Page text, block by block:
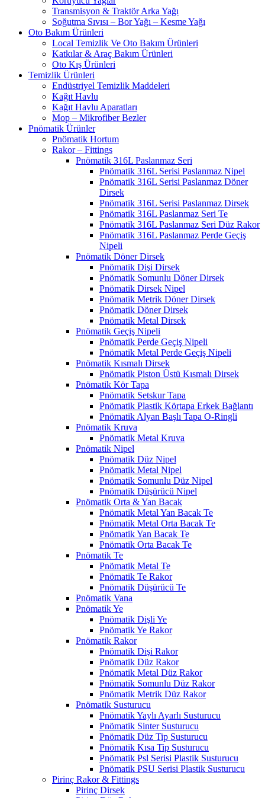
Transmisyon & Traktör Arka Yağı
Soğutma Sıvısı – Bor Yağı – Kesme Yağı
Oto Bakım Ürünleri
Local Temizlik Ve Oto Bakım Ürünleri
Katkılar & Araç Bakım Ürünleri
Oto Kış Ürünleri
Temizlik Ürünleri
Endüstriyel Temizlik Maddeleri
Kağıt Havlu
Kağıt Havlu Aparatları
Mop – Mikrofiber Bezler
Pnömatik Ürünler
Pnömatik Hortum
Rakor – Fittings
Pnömatik 316L Paslanmaz Seri
Pnömatik 316L Serisi Paslanmaz Nipel
Pnömatik 316L Serisi Paslanmaz Döner
Dirsek
Pnömatik 316L Serisi Paslanmaz Dirsek
Pnömatik 316L Paslanmaz Seri Te
Pnömatik 316L Paslanmaz Seri Düz Rakor
Pnömatik 316L Paslanmaz Perde Geçiş
Nipeli
Pnömatik Döner Dirsek
Pnömatik Dişi Dirsek
Pnömatik Somunlu Döner Dirsek
Pnömatik Dirsek Nipel
Pnömatik Metrik Döner Dirsek
Pnömatik Döner Dirsek
Pnömatik Metal Dirsek
Pnömatik Geçiş Nipeli
Pnömatik Perde Geçiş Nipeli
Pnömatik Metal Perde Geçiş Nipeli
Pnömatik Kısmalı Dirsek
Pnömatik Piston Üstü Kısmalı Dirsek
Pnömatik Kör Tapa
Pnömatik Setskur Tapa
Pnömatik Plastik Körtapa Erkek Bağlantı
Pnömatik Alyan Başlı Tapa O-Ringli
Pnömatik Kruva
Pnömatik Metal Kruva
Pnömatik Nipel
Pnömatik Düz Nipel
Pnömatik Metal Nipel
Pnömatik Somunlu Düz Nipel
Pnömatik Düşürücü Nipel
Pnömatik Orta & Yan Bacak
Pnömatik Metal Yan Bacak Te
Pnömatik Metal Orta Bacak Te
Pnömatik Yan Bacak Te
Pnömatik Orta Bacak Te
Pnömatik Te
Pnömatik Metal Te
Pnömatik Te Rakor
Pnömatik Düşürücü Te
Pnömatik Vana
Pnömatik Ye
Pnömatik Dişli Ye
Pnömatik Ye Rakor
Pnömatik Rakor
Pnömatik Dişi Rakor
Pnömatik Düz Rakor
Pnömatik Metal Düz Rakor
Pnömatik Somunlu Düz Rakor
Pnömatik Metrik Düz Rakor
Pnömatik Susturucu
Pnömatik Yaylı Ayarlı Susturucu
Pnömatik Sinter Susturucu
Pnömatik Düz Tip Susturucu
Pnömatik Kısa Tip Susturucu
Pnömatik Psl Serisi Plastik Susturucu
Pnömatik PSU Serisi Plastik Susturucu
Pirinç Rakor & Fittings
Pirinç Dirsek